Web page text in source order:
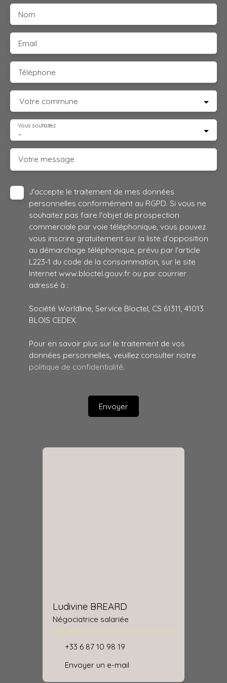
Nom
Email
Téléphone
Votre commune
-
Vous souhaitez
Votre message
J'accepte le traitement de mes données
personnelles conformément au RGPD. Si vous ne
souhaitez pas faire l'objet de prospection
commerciale par voie téléphonique, vous pouvez
vous inscrire gratuitement sur la liste d'opposition
au démarchage téléphonique, prévu par l'article
L223-1 du code de la consommation, sur le site
Internet www.bloctel.gouv.fr ou par courrier
adressé à :
Société Worldline, Service Bloctel, CS 61311, 41013
BLOIS CEDEX.
Pour en savoir plus sur le traitement de vos
données personnelles, veuillez consulter notre
politique de confidentialité.
Envoyer
Ludivine BREARD
Négociatrice salariée
+33 6 87 10 98 19
Envoyer un e-mail